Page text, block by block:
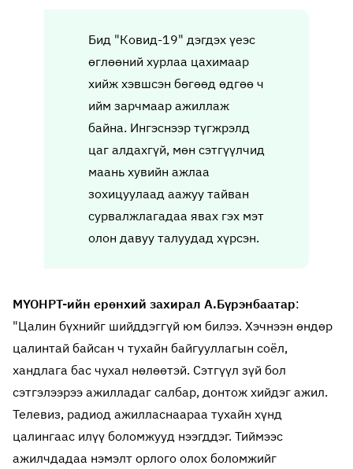
Бид "Ковид-19" дэгдэх үеэс
өглөөний хурлаа цахимаар
хийж хэвшсэн бөгөөд өдгөө ч
ийм зарчмаар ажиллаж
байна. Ингэснээр түгжрэлд
цаг алдахгүй, мөн сэтгүүлчид
маань хувийн ажлаа
зохицуулаад аажуу тайван
сурвалжлагадаа явах гэх мэт
олон давуу талуудад хүрсэн.
МҮОНРТ-ийн ерөнхий захирал А.Бүрэнбаатар:
"Цалин бүхнийг шийддэггүй юм билээ. Хэчнээн өндөр
цалинтай байсан ч тухайн байгууллагын соёл,
хандлага бас чухал нөлөөтэй. Сэтгүүл зүй бол
сэтгэлээрээ ажилладаг салбар, донтож хийдэг ажил.
Телевиз, радиод ажилласнаараа тухайн хүнд
цалингаас илүү боломжууд нээгддэг. Тиймээс
ажилчдадаа нэмэлт орлого олох боломжийг